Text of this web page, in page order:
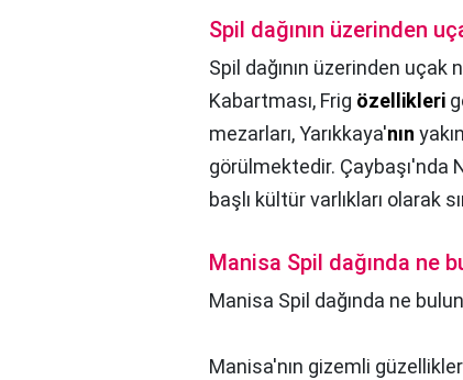
Spil dağının üzerinden
Spil dağının üzerinden uçak
Kabartması, Frig özellikleri
mezarları, Yarıkkaya'nın
görülmektedir. Çaybaşı'nda
başlı kültür varlıkları olarak
Manisa Spil dağında ne
Manisa Spil dağında ne
Manisa'nın gizemli